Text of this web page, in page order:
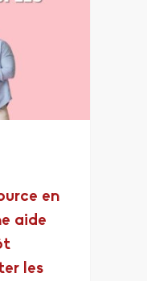
en
aide
les